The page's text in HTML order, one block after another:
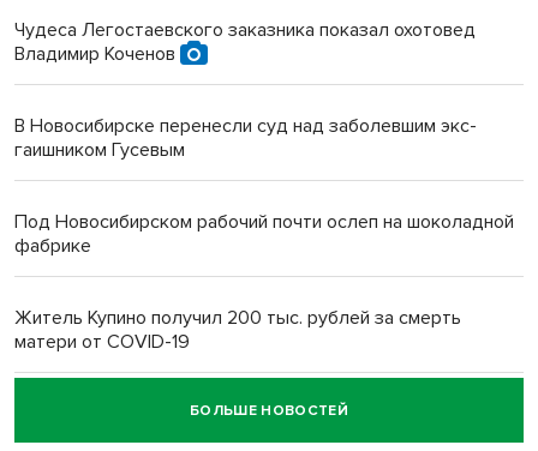
Чудеса Легостаевского заказника показал охотовед
Владимир Коченов
В Новосибирске перенесли суд над заболевшим экс-
гаишником Гусевым
Под Новосибирском рабочий почти ослеп на шоколадной
фабрике
Житель Купино получил 200 тыс. рублей за смерть
матери от COVID-19
Новосибирский суд наказал водителя за смерть
пенсионерки на вокзале
БОЛЬШЕ НОВОСТЕЙ